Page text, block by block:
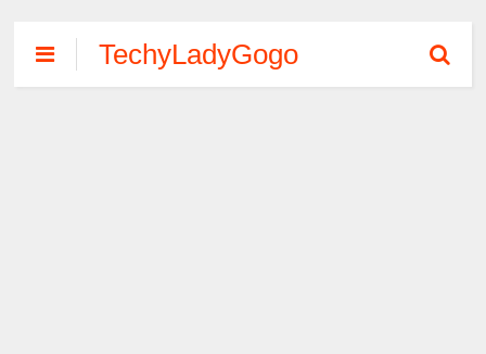
TechyLadyGogo